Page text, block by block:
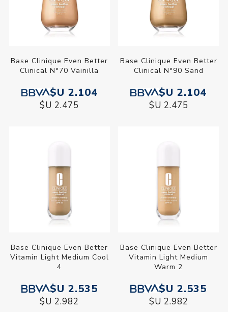
Base Clinique Even Better
Clinical N°70 Vainilla
$U 2.104
$U 2.475
Base Clinique Even Better
Clinical N°90 Sand
$U 2.104
$U 2.475
Base Clinique Even Better
Vitamin Light Medium Cool
4
$U 2.535
$U 2.982
Base Clinique Even Better
Vitamin Light Medium
Warm 2
$U 2.535
$U 2.982